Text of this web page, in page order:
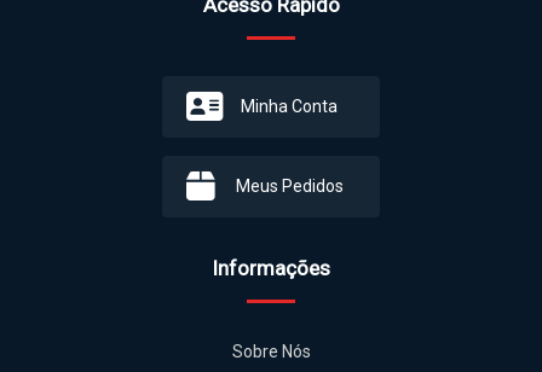
Acesso Rápido
Minha Conta
Meus Pedidos
Informações
Sobre Nós